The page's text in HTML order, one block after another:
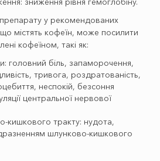
у рекомендованих
містять кофеїн, може посилити
кофеїном, такі як:
головний біль, запаморочення,
тривога, роздратованість,
неспокій, безсоння
центральної нервової
кишкового тракту: нудота,
шлунково-кишкового